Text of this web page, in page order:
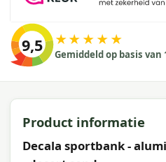
9,5 ★★★★★
Gemiddeld op basis van
Product informatie
Decala sportbank -